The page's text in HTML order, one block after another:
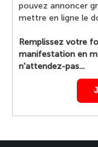
pouvez annoncer
mettre en ligne le
Remplissez votre
manifestation en
n'attendez-pas...